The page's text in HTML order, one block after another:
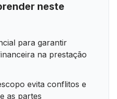
neste
para garantir
na prestação
evita conflitos e
as partes